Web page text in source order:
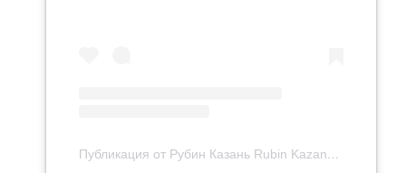
Публикация от Рубин Казань Rubin Kazan (@fcrk)